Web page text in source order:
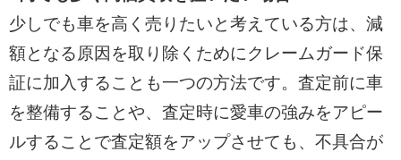
少しでも車を高く売りたいと考えている方は、減
額となる原因を取り除くためにクレームガード保
証に加入することも一つの方法です。査定前に車
を整備することや、査定時に愛車の強みをアピー
ルすることで査定額をアップさせても、不具合が